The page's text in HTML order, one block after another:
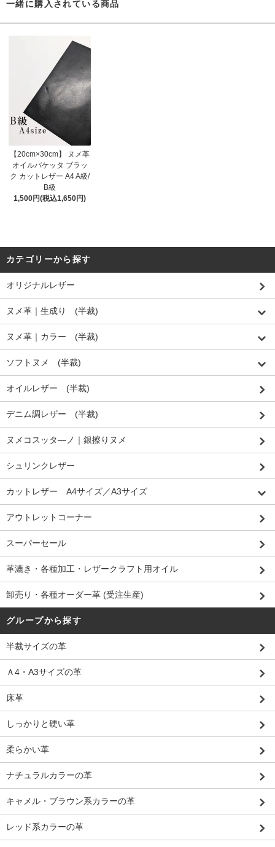
一緒に購入されている商品
【20cm×30cm】 ヌメ革
オイルバケッタ ブラッ
ク カットレザー A4 A級/
B級
1,500円(税込1,650円)
カテゴリーから探す
オリジナルレザー
ヌメ革｜生成り (半裁)
ヌメ革｜カラー (半裁)
ソフトヌメ (半裁)
オイルレザー (半裁)
デニム調レザー (半裁)
ヌメコスッタ―ノ｜銀擦りヌメ
シュリンクレザー
カットレザー A4サイズ／A3サイズ
アウトレットコーナー
スーパーセール
革漉き・各種加工・レザークラフト用オイル
卸売り・各種オーダー革 (受注生産)
グループから探す
半裁サイズの革
Ａ4・A3サイズの革
床革
しっかりと硬い革
柔らかい革
ナチュラルカラーの革
キャメル・ブラウン系カラーの革
レッド系カラーの革